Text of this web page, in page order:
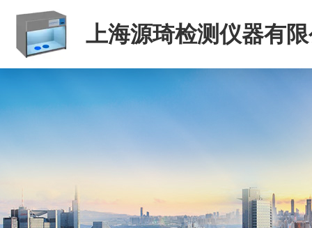
上海源琦检测仪器有